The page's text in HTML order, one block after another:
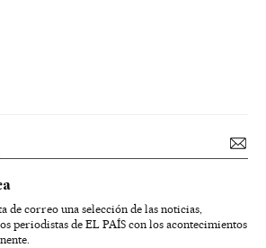
de correo una selección de las noticias,
periodistas de EL PAÍS con los acontecimientos